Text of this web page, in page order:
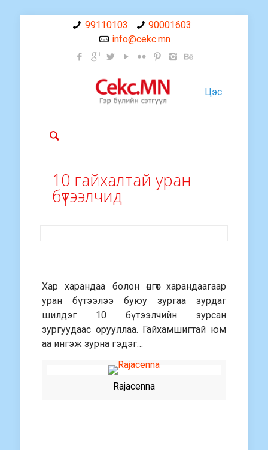
99110103
90001603
info@cekc.mn
Цэс
10 гайхалтай уран
бүтээлчид
Хар харандаа болон өнгөт харандаагаар
уран бүтээлээ буюу зургаа зурдаг
шилдэг 10 бүтээлчийн зурсан
зургуудаас орууллаа. Гайхамшигтай юм
аа ингэж зурна гэдэг…
Rajacenna